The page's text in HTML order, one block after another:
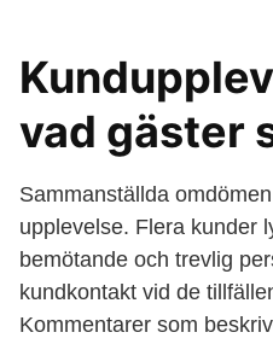
vad gäster
Sammanställda
upplevelse. Flera kunder
bemötande och trevlig
kundkontakt vid de
Kommentarer som